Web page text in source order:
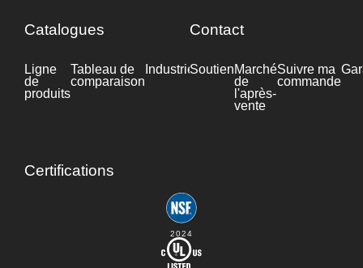
Catalogues
Ligne
de
produits
Tableau de
comparaison
IndustrieFiche
technique
Contact
SoutienMarché
de
l'après-
vente
Suivre ma
commande
Certifications
2024